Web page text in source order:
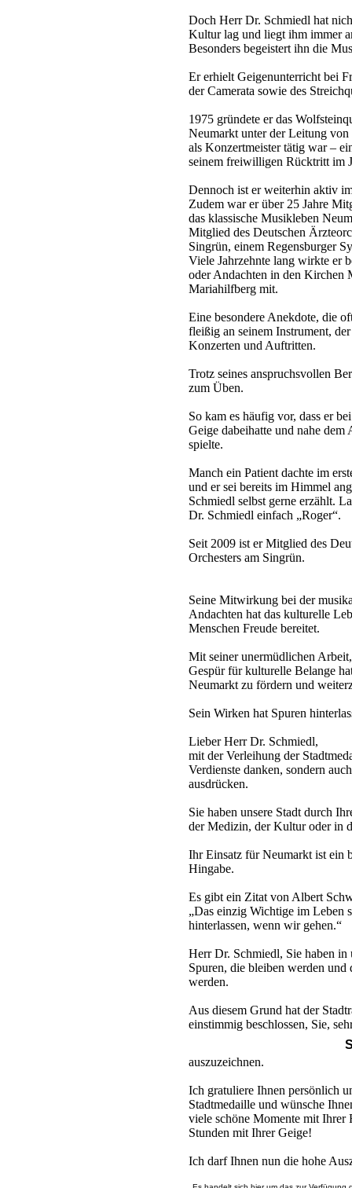
Doch Herr Dr. Schmiedl hat
Kultur lag und liegt ihm immer
Besonders begeistert ihn die
Er erhielt Geigenunterricht bei
der Camerata sowie des
1975 gründete er das
Neumarkt unter der Leitung
als Konzertmeister tätig war –
seinem freiwilligen Rücktritt im
Dennoch ist er weiterhin aktiv
Zudem war er über 25 Jahre
das klassische Musikleben
Mitglied des Deutschen
Singrün, einem Regensburger
Viele Jahrzehnte lang wirkte er
oder Andachten in den Kirchen
Mariahilfberg mit.
Eine besondere Anekdote, die
fleißig an seinem Instrument,
Konzerten und Auftritten.
Trotz seines anspruchsvollen
zum Üben.
So kam es häufig vor, dass er
Geige dabeihatte und nahe
spielte.
Manch ein Patient dachte im
und er sei bereits im Himmel
Schmiedl selbst gerne erzählt.
Dr. Schmiedl einfach „Roger“.
Seit 2009 ist er Mitglied des
Orchesters am Singrün.
Seine Mitwirkung bei der
Andachten hat das kulturelle
Menschen Freude bereitet.
Mit seiner unermüdlichen
Gespür für kulturelle Belange
Neumarkt zu fördern und
Sein Wirken hat Spuren
Lieber Herr Dr. Schmiedl,
mit der Verleihung der
Verdienste danken, sondern
ausdrücken.
Sie haben unsere Stadt durch
der Medizin, der Kultur oder in
Ihr Einsatz für Neumarkt ist ein
Hingabe.
Es gibt ein Zitat von Albert
„Das einzig Wichtige im Leben
hinterlassen, wenn wir gehen.“
Herr Dr. Schmiedl, Sie haben in
Spuren, die bleiben werden
werden.
Aus diesem Grund hat der
einstimmig beschlossen, Sie,
auszuzeichnen.
Ich gratuliere Ihnen persönlich
Stadtmedaille und wünsche
viele schöne Momente mit Ihrer
Stunden mit Ihrer Geige!
Ich darf Ihnen nun die hohe